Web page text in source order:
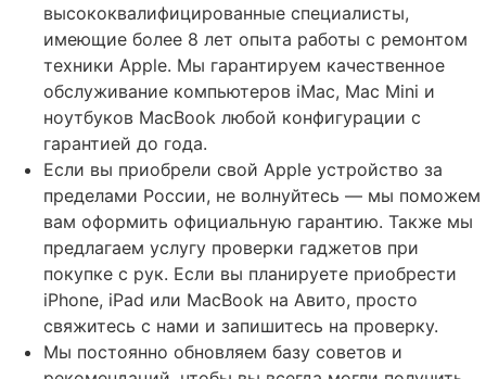
высококвалифицированные специалисты,
имеющие более 8 лет опыта работы с ремонтом
техники Apple. Мы гарантируем качественное
обслуживание компьютеров iMac, Mac Mini и
ноутбуков MacBook любой конфигурации с
гарантией до года.
Если вы приобрели свой Apple устройство за
пределами России, не волнуйтесь — мы поможем
вам оформить официальную гарантию. Также мы
предлагаем услугу проверки гаджетов при
покупке с рук. Если вы планируете приобрести
iPhone, iPad или MacBook на Авито, просто
свяжитесь с нами и запишитесь на проверку.
Мы постоянно обновляем базу советов и